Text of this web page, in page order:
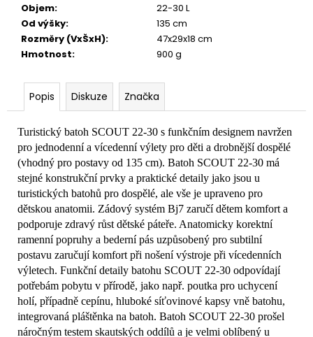
Objem:
22-30 L
Od výšky:
135 cm
Rozměry (VxŠxH):
47x29x18 cm
Hmotnost: 900 g
Popis Diskuze Značka
Turistický batoh SCOUT 22-30 s funkčním designem navržen
pro jednodenní a vícedenní výlety pro děti a drobnější dospělé
(vhodný pro postavy od 135 cm). Batoh SCOUT 22-30 má
stejné konstrukční prvky a praktické detaily jako jsou u
turistických batohů pro dospělé, ale vše je upraveno pro
dětskou anatomii. Zádový systém Bj7 zaručí dětem komfort a
podporuje zdravý růst dětské páteře. Anatomicky korektní
ramenní popruhy a bederní pás uzpůsobený pro subtilní
postavu zaručují komfort při nošení výstroje při vícedenních
výletech. Funkční detaily batohu SCOUT 22-30 odpovídají
potřebám pobytu v přírodě, jako např. poutka pro uchycení
holí, případně cepínu, hluboké síťovinové kapsy vně batohu,
integrovaná pláštěnka na batoh. Batoh SCOUT 22-30 prošel
náročným testem skautských oddílů a je velmi oblíbený u